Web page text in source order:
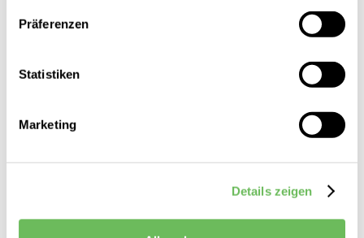
Präferenzen
Statistiken
Marketing
Details zeigen
Damen Sweatjacken Weiss entdecken Sie bei Reischmann vor